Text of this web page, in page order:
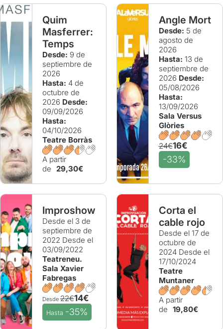
Quim
Masferrer:
Temps
Desde: 9 de
septiembre de
2026
Hasta: 4 de
octubre de
2026 Desde:
09/09/2026
Hasta:
04/10/2026
Teatre Borràs
A partir
de
29,30€
Angle Mort
Desde: 5 de
agosto de
2026
Hasta: 13 de
septiembre de
2026 Desde:
05/08/2026
Hasta:
13/09/2026
Sala Versus
Glòries
24€16€
-33%
Improshow
Desde el 3 de
septiembre de
2022 Desde el
03/09/2022
Teatreneu.
Sala Xavier
Fabregas
Desde22€14€
Hasta -35%
Corta el
cable rojo
Desde el 17 de
octubre de
2024 Desde el
17/10/2024
Teatre
Muntaner
A partir
de 19,80€